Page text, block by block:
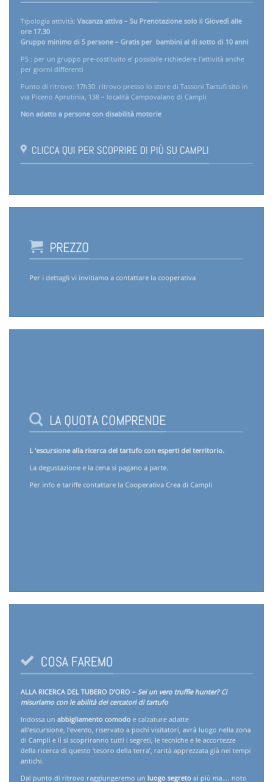
Tipologia attività: Vacanza attiva – Su Prenotazione solo il Giovedì alle
ore 17.30
Gruppo minimo di 5 persone – Gratis per bambini al di sotto di 10 anni
PS : per un gruppo pre-costituito e’ possibile richiedere l’attività anche
per giorni differenti
Punto di ritrovo: 17h30: ritrovo presso lo store di Tassoni Tartufi sito in
via Piceno Aprutinia, 138 – località Campovalano di Campli
Non adatto a persone con disabilità motorie
CLICCA QUI PER SCOPRIRE DI PIÙ SU CAMPLI
PREZZO
Per i dettagli vi invitiamo a contattare la cooperativa
LA QUOTA COMPRENDE
L ‘escursione alla ricerca del tartufo con esperti del territorio.
La degustazione e la cena si pagano a parte.
Per info e tariffe contattare la Cooperativa Crea di Campli
COSA FAREMO
ALLA RICERCA DEL TUBERO D’ORO – Sei un vero truffle hunter? Ci
misuriamo con le abilità dei cercatori di tartufo
Indossa un abbigliamento comodoe calzature adatte
all’escursione, l’evento, riservato a pochi visitatori, avrà luogo nella zona
di Campli e lì si scopriranno tutti i segreti, le tecniche e le accortezze
della ricerca di questo ‘tesoro della terra’, rarità apprezzata già nei tempi
antichi.
Dal punto di ritrovo raggiungeremo un luogo segretoai più ma…. noto